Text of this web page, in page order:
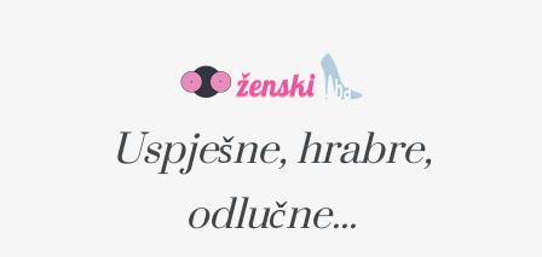
Uspješne, hrabre,
odlučne...